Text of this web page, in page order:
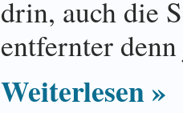
drin, auch die
entfernter
Weiterlesen »